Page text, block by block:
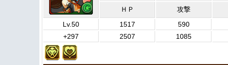
ＨＰ 攻撃
Lv.50
1517 590
+297
2507 1085